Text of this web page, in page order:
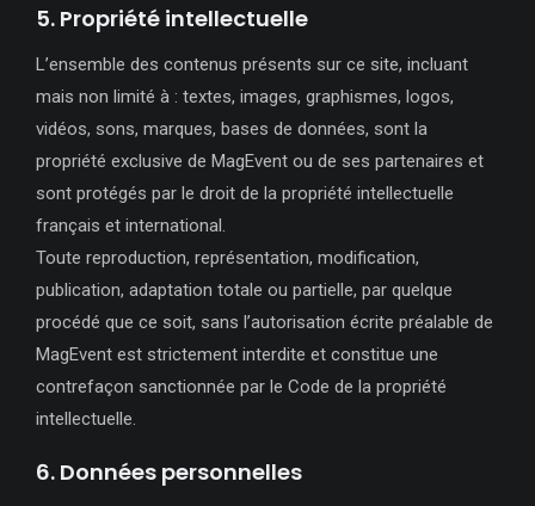
5. Propriété intellectuelle
L’ensemble des contenus présents sur ce site, incluant
mais non limité à : textes, images, graphismes, logos,
vidéos, sons, marques, bases de données, sont la
propriété exclusive de MagEvent ou de ses partenaires et
sont protégés par le droit de la propriété intellectuelle
français et international.
Toute reproduction, représentation, modification,
publication, adaptation totale ou partielle, par quelque
procédé que ce soit, sans l’autorisation écrite préalable de
MagEvent est strictement interdite et constitue une
contrefaçon sanctionnée par le Code de la propriété
intellectuelle.
6. Données personnelles